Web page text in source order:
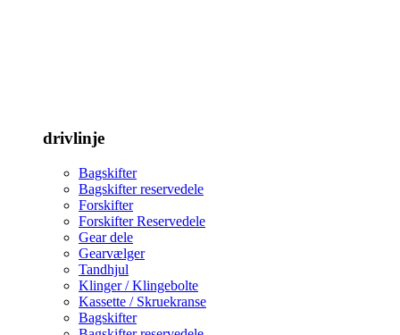
drivlinje
Bagskifter
Bagskifter reservedele
Forskifter
Forskifter Reservedele
Gear dele
Gearvælger
Tandhjul
Klinger / Klingebolte
Kassette / Skruekranse
Bagskifter